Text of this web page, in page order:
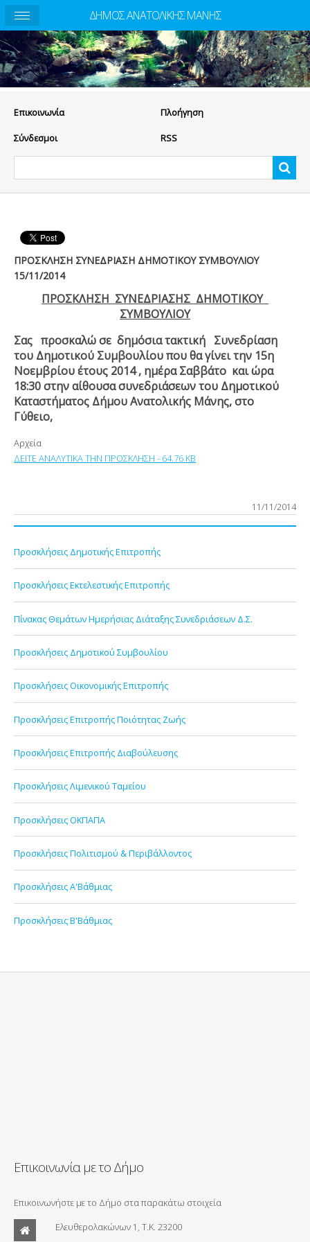
Eπικοινωνία Πλοήγηση
Σύνδεσμοι RSS
ΠΡΟΣΚΛΗΣΗ ΣΥΝΕΔΡΙΑΣΗ ΔΗΜΟΤΙΚΟΥ ΣΥΜΒΟΥΛΙΟΥ
15/11/2014
ΠΡΟΣΚΛΗΣΗ ΣΥΝΕΔΡΙΑΣΗΣ ΔΗΜΟΤΙΚΟΥ
ΣΥΜΒΟΥΛΙΟΥ
Σας προσκαλώ σε δημόσια τακτική Συνεδρίαση
του Δημοτικού Συμβουλίου που θα γίνει την 15η
Νοεμβρίου έτους 2014 , ημέρα Σαββάτο και ώρα
18:30 στην αίθουσα συνεδριάσεων του Δημοτικού
Καταστήματος Δήμου Ανατολικής Μάνης, στο
Γύθειο,
Αρχεία
ΔΕΙΤΕ ΑΝΑΛΥΤΙΚΑ ΤΗΝ ΠΡΟΣΚΛΗΣΗ - 64.76 KB
11/11/2014
Προσκλήσεις Δημοτικής Επιτροπής
Προσκλήσεις Εκτελεστικής Επιτροπής
Πίνακας Θεμάτων Ημερήσιας Διάταξης Συνεδριάσεων Δ.Σ.
Προσκλήσεις Δημοτικού Συμβουλίου
Προσκλήσεις Οικονομικής Επιτροπής
Προσκλήσεις Επιτροπής Ποιότητας Ζωής
Προσκλήσεις Επιτροπής Διαβούλευσης
Προσκλήσεις Λιμενικού Ταμείου
Προσκλήσεις ΟΚΠΑΠΑ
Προσκλήσεις Πολιτισμού & Περιβάλλοντος
Προσκλήσεις Α'Βάθμιας
Προσκλήσεις Β'Βάθμιας
Επικοινωνία με το Δήμο
Επικοινωνήστε με το Δήμο στα παρακάτω στοιχεία
Ελευθερολακώνων 1, Τ.Κ. 23200
ΔΗΜΟΣ ΑΝΑΤΟΛΙΚΗΣ ΜΑΝΗΣ